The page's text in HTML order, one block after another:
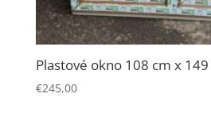
Plastové okno 108 cm x
€245,00